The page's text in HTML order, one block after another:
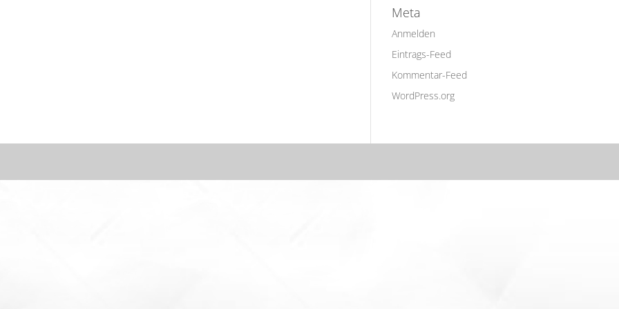
Meta
Anmelden
Eintrags-Feed
Kommentar-Feed
WordPress.org